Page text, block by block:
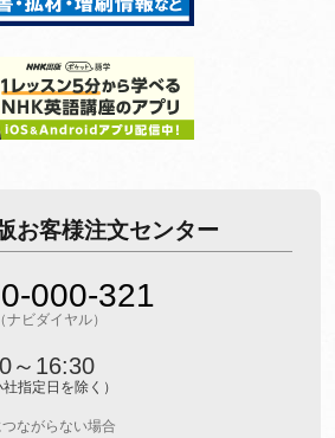
お客様注文センター
000-321
（ナビダイヤル）
～16:30
指定日を除く）
ながらない場合